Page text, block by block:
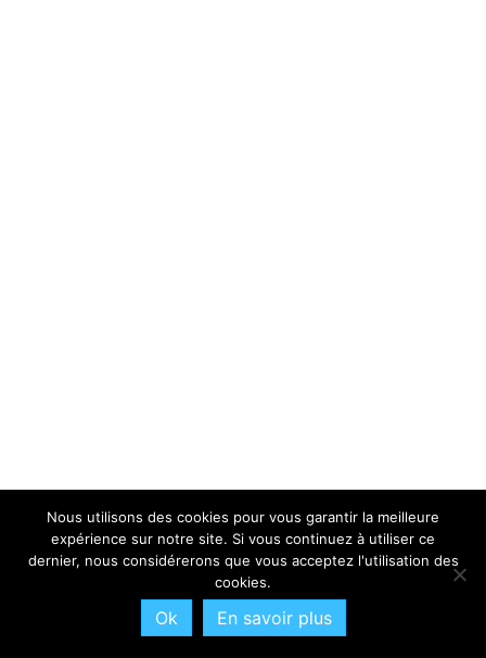
Nous utilisons des cookies pour vous garantir la meilleure
expérience sur notre site. Si vous continuez à utiliser ce
dernier, nous considérerons que vous acceptez l'utilisation des
cookies.
Ok En savoir plus